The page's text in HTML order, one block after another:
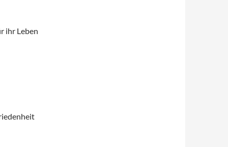
ihr Leben